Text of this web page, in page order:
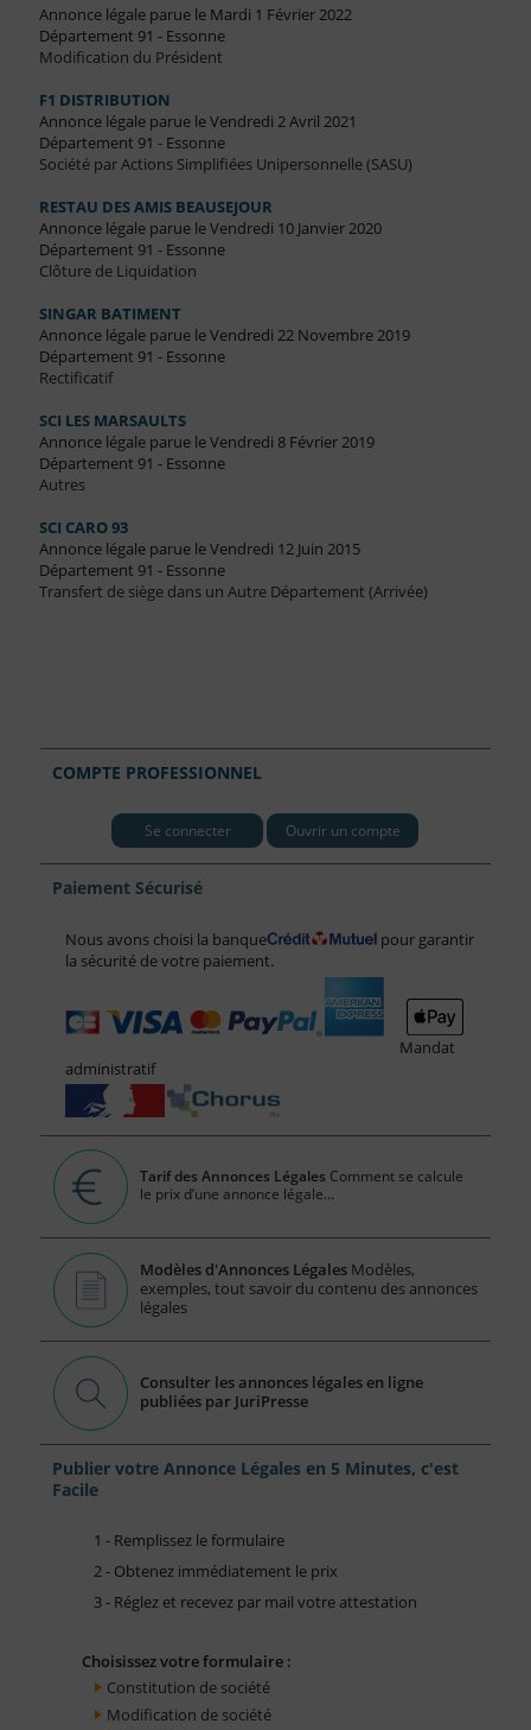
Annonce légale parue le Mardi 1 Février 2022
Département 91 - Essonne
Modification du Président
F1 DISTRIBUTION
Annonce légale parue le Vendredi 2 Avril 2021
Département 91 - Essonne
Société par Actions Simplifiées Unipersonnelle (SASU)
RESTAU DES AMIS BEAUSEJOUR
Annonce légale parue le Vendredi 10 Janvier 2020
Département 91 - Essonne
Clôture de Liquidation
SINGAR BATIMENT
Annonce légale parue le Vendredi 22 Novembre 2019
Département 91 - Essonne
Rectificatif
SCI LES MARSAULTS
Annonce légale parue le Vendredi 8 Février 2019
Département 91 - Essonne
Autres
SCI CARO 93
Annonce légale parue le Vendredi 12 Juin 2015
Département 91 - Essonne
Transfert de siège dans un Autre Département (Arrivée)
COMPTE PROFESSIONNEL
Se connecter Ouvrir un compte
Paiement Sécurisé
Nous avons choisi la banque
pour garantir
la sécurité de votre paiement.
Mandat
administratif
Tarif des Annonces Légales Comment se calcule
le prix d’une annonce légale...
Modèles d'Annonces Légales Modèles,
exemples, tout savoir du contenu des annonces
légales
Consulter les annonces légales en ligne
publiées par JuriPresse
Publier votre Annonce Légales en 5 Minutes, c'est
Facile
1 - Remplissez le formulaire
2 - Obtenez immédiatement le prix
3 - Réglez et recevez par mail votre attestation
Choisissez votre formulaire :
Constitution de société
Modification de société